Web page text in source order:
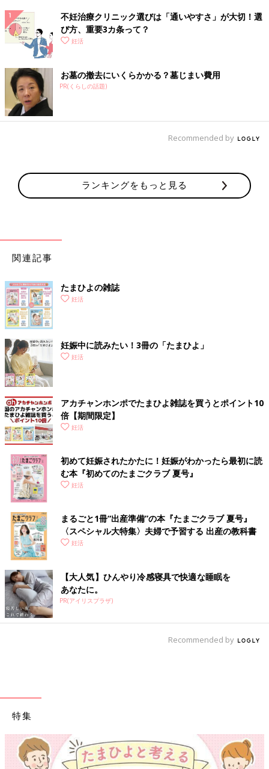
不妊治療クリニック選びは「通いやすさ」が大切！選
び方、重要3カ条って？
妊活
お墓の撤去にいくらかかる？墓じまい費用
PR(くらしの話題)
Recommended by
ランキングをもっと見る
関連記事
たまひよの雑誌
妊活
妊娠中に読みたい！3冊の「たまひよ」
妊活
アカチャンホンポでたまひよ雑誌を買うとポイント10
倍【期間限定】
妊活
初めて妊娠されたかたに！妊娠がわかったら最初に読
む本『初めてのたまごクラブ 夏号』
妊活
まるごと1冊“出産準備”の本『たまごクラブ 夏号』
〈スペシャル大特集〉夫婦で予習する 出産の教科書
妊活
【大人気】ひんやり冷感寝具で快適な睡眠を
あなたに。
PR(アイリスプラザ)
Recommended by
特集